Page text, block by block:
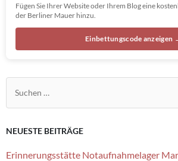
Fügen Sie Ihrer Website oder Ihrem Blog eine
der Berliner Mauer hinzu.
Einbettungscode anzeigen
NEUESTE BEITRÄGE
Erinnerungsstätte Notaufnahmelager